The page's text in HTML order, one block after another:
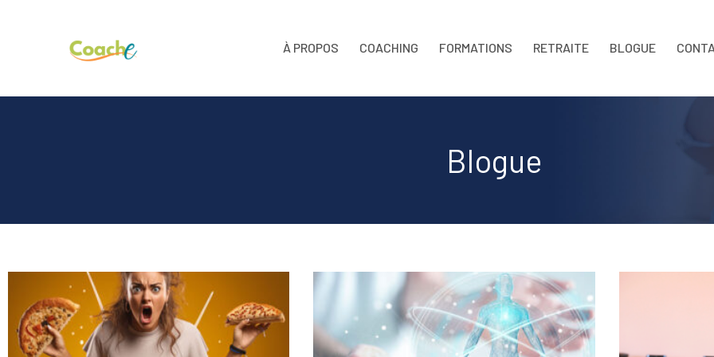
À PROPOS COACHING FORMATIONS RETRAITE BLOGUE
Blogue